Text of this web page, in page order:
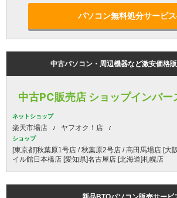
パソコン無料処分サービ
中古パソコン・周辺機器など激安価格
中古PC販売店 ショップインバー
ネットショップ
楽天市場店 ヤフオク！店
ショップ
[東京都]秋葉原1号店 / 秋葉原2号店 / 高田馬場店 [大
イル館日本橋店 [愛知県]名古屋店 [北海道]札幌店